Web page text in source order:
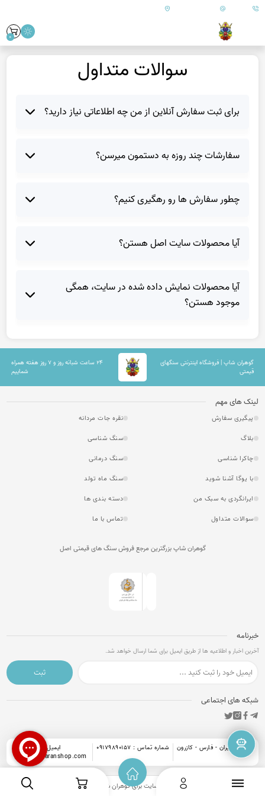
09179890157 ایران - فارس - کازرون
0
سوالات متداول
برای ثبت سفارش آنلاین از من چه اطلاعاتی نیاز دارید؟
سفارشات چند روزه به دستمون میرسن؟
چطور سفارش ها رو رهگیری کنیم؟
آیا محصولات سایت اصل هستن؟
آیا محصولات نمایش داده شده در سایت، همگی
موجود هستن؟
گوهران شاپ | فروشگاه اینترنتی سنگهای
قیمتی
۲۴ ساعت شبانه روز و ۷ روز هفته همراه
شماییم
لینک های مهم
پیگیری سفارش
نقره جات مردانه
بلاگ
سنگ شناسی
چاکرا شناسی
سنگ درمانی
با یوگا آشنا شوید
سنگ ماه تولد
ایرانگردی به سبک من
دسته بندی ها
سوالات متداول
تماس با ما
گوهران شاپ بزرگترین مرجع فروش سنگ های قیمتی اصل
خبرنامه
آخرین اخبار و اطلاعیه ها از طریق ایمیل برای شما ارسال خواهد شد.
ثبت
شبکه های اجتماعی
آدرس : ایران - فارس - کازرون شماره تماس : 09179890157
ایمیل :
info@goharanshop.com
کلیه حقوق این وبسایت برایگوهران شاپ محفوظ است.